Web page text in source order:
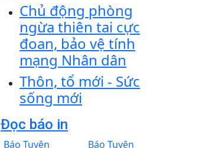
Chủ động phòng
ngừa thiên tai cực
đoan, bảo vệ tính
mạng Nhân dân
Thôn, tổ mới - Sức
sống mới
Đọc báo in
Báo Tuyên
Báo Tuyên